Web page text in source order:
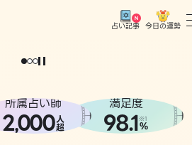
占い記事 今日の運勢
どうせなら
。
所属占い師
2,000人
超
満足度
98.1※1
%